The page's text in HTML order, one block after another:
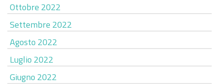
Ottobre 2022
Settembre 2022
Agosto 2022
Luglio 2022
Giugno 2022